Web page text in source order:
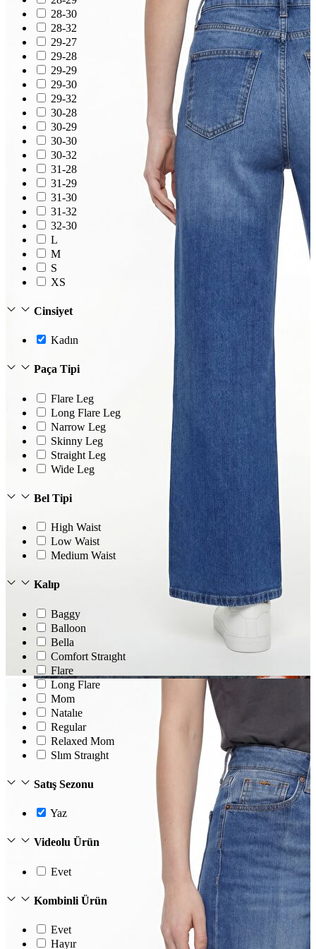
T-shirt
Polo
Şort
Deniz Şortu
Atlet
Hırka
Eşofman Altı
Yağmurluk
Dış Giyim
Mont
Ceket
Kaban
Trenchcoat
Jean
Öne Çıkanlar
Kadın Jean
Ceket
Elbise
Erkek Jean
Pantolon
Gömlek
28-30
28-32
29-27
29-28
29-29
29-30
29-32
30-28
30-29
30-30
30-32
31-28
31-29
31-30
31-32
32-30
L
M
S
XS
Cinsiyet
Kadın
Paça Tipi
Flare Leg
Long Flare Leg
Narrow Leg
Skinny Leg
Straight Leg
Wide Leg
Bel Tipi
High Waist
Low Waist
Medium Waist
Kalıp
Baggy
Balloon
Bella
Comfort Straıght
Flare
Long Flare
Mom
Natalıe
Regular
Relaxed Mom
Slım Straıght
Satış Sezonu
Yaz
Videolu Ürün
Evet
Kombinli Ürün
Evet
Hayır